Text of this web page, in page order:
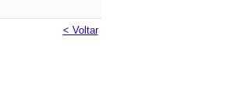
< Voltar